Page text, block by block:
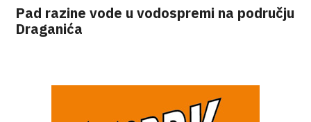
Pad razine vode u vodospremi na području
Draganića